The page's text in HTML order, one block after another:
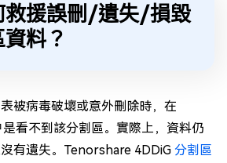
救援誤刪/遺失/損毀
料？
被病毒破壞或意外刪除時，在
看不到該分割區。實際上，資料仍
有遺失。Tenorshare 4DDiG 分割區